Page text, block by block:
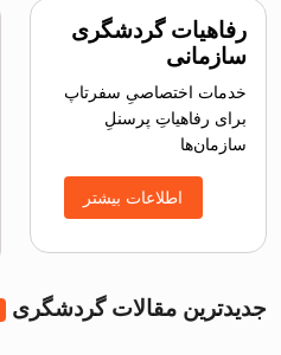
رفاهیات گردشگری
سازمانی
خدمات اختصاصیِ سفرتاپ
برای رفاهیاتِ پرسنلِ
سازمان‌ها
اطلاعات بیشتر
جدیدترین مقالات گردشگری